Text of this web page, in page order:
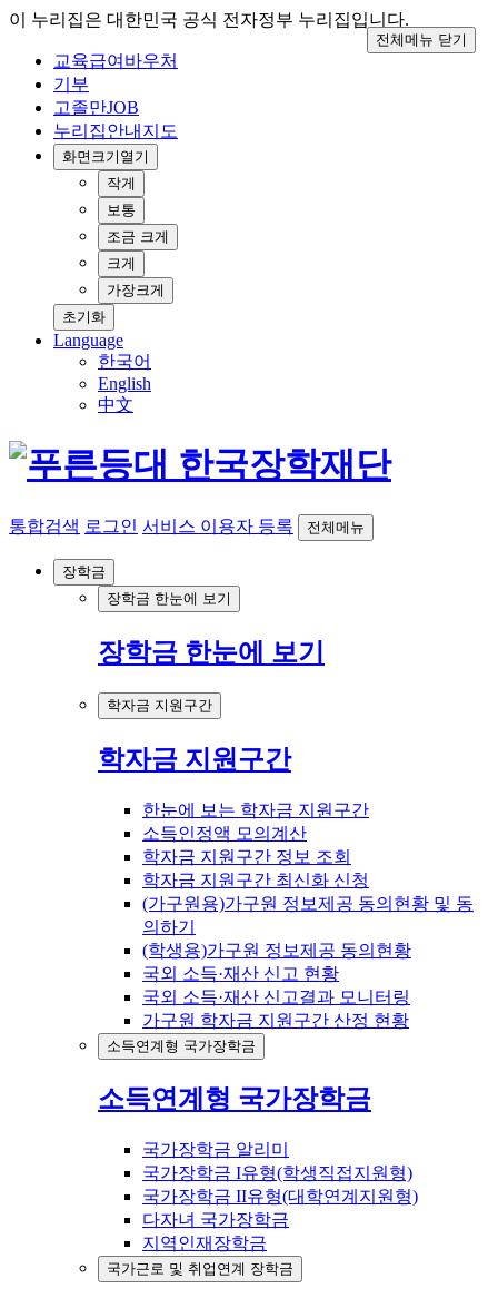
이 누리집은 대한민국 공식 전자정부 누리집입니다.
교육급여바우처
기부
고졸만JOB
누리집안내지도
화면크기 열기
작게
보통
조금 크게
크게
가장크게
초기화
Language
한국어
English
中文
통합검색 로그인 서비스 이용자 등록 전체메뉴
장학금
장학금 한눈에 보기
장학금 한눈에 보기
학자금 지원구간
학자금 지원구간
한눈에 보는 학자금 지원구간
소득인정액 모의계산
학자금 지원구간 정보 조회
학자금 지원구간 최신화 신청
(가구원용)가구원 정보제공 동의현황 및 동
의하기
(학생용)가구원 정보제공 동의현황
국외 소득·재산 신고 현황
국외 소득·재산 신고결과 모니터링
가구원 학자금 지원구간 산정 현황
소득연계형 국가장학금
소득연계형 국가장학금
국가장학금 알리미
국가장학금 I유형(학생직접지원형)
국가장학금 II유형(대학연계지원형)
다자녀 국가장학금
지역인재장학금
국가근로 및 취업연계 장학금
전체메뉴 닫기